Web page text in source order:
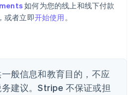
如何为您的线上和线下付款
或者立即开始使用。
般信息和教育目的，不应
建议。Stripe 不保证或担